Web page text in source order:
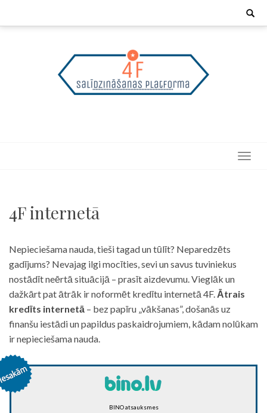
Search
4F internetā
Nepieciešama nauda, tieši tagad un tūlīt? Neparedzēts
gadījums? Nevajag ilgi mocīties, sevi un savus tuviniekus
nostādīt neērtā situācijā – prasīt aizdevumu. Vieglāk un
dažkārt pat ātrāk ir noformēt kredītu internetā 4F. Ātrais
kredīts internetā – bez papīru „vākšanas”, došanās uz
finanšu iestādi un papildus paskaidrojumiem, kādam nolūkam
ir nepieciešama nauda.
BINO atsauksmes